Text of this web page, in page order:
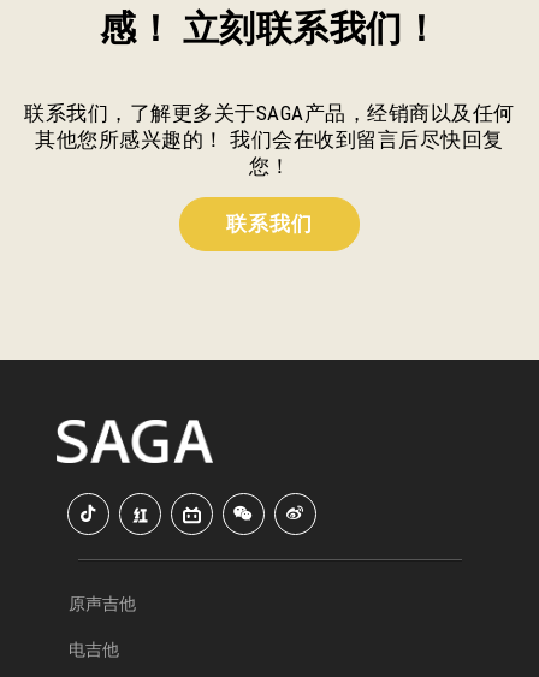
感！ 立刻联系我们！
联系我们，了解更多关于SAGA产品，经销商以及任何
其他您所感兴趣的！ 我们会在收到留言后尽快回复
您！
联系我们
原声吉他
电吉他